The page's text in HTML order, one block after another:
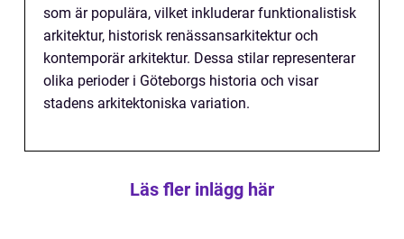
som är populära, vilket inkluderar funktionalistisk
arkitektur, historisk renässansarkitektur och
kontemporär arkitektur. Dessa stilar representerar
olika perioder i Göteborgs historia och visar
stadens arkitektoniska variation.
Läs fler inlägg här